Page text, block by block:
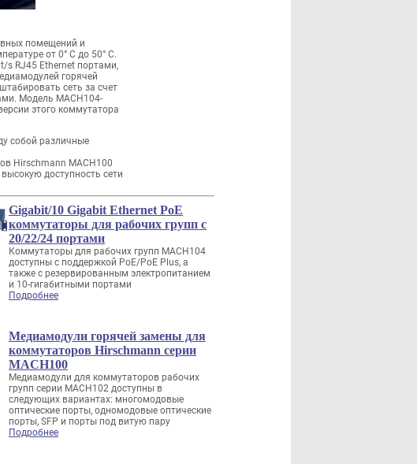
помещений и
от 0° C до 50° C.
s RJ45 Ethernet портами,
горячей
сеть за счет
Модель MACH104-
этого коммутатора
собой различные
Hirschmann MACH100
доступность сети
Gigabit/10 Gigabit Ethernet PoE
коммутаторы для рабочих групп с
20/22/24 портами
Коммутаторы для рабочих групп MACH104
доступны с поддержкой PoE/PoE Plus, а
также с резервированным электропитанием
и 10-гигабитными портами
Подробнее
Медиамодули горячей замены для
коммутаторов Hirschmann серии
MACH100
Медиамодули для коммутаторов рабочих
групп серии MACH102 доступны в
следующих вариантах: многомодовые
оптические порты, одномодовые оптические
порты, SFP и порты под витую пару
Подробнее